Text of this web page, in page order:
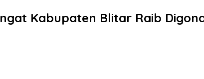
Kabupaten Blitar Raib